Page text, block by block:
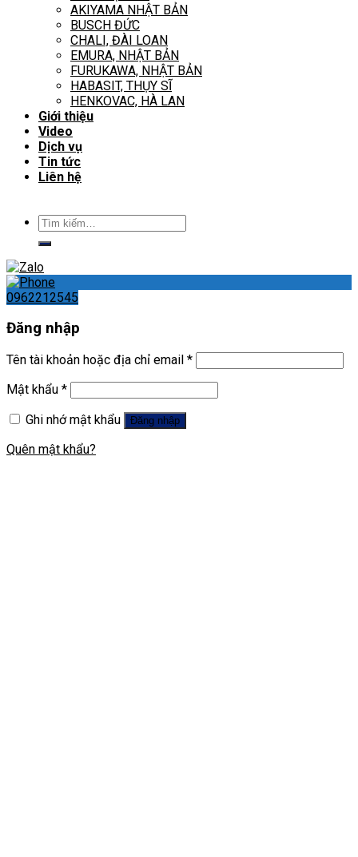
AKIYAMA NHẬT BẢN
BUSCH ĐỨC
CHALI, ĐÀI LOAN
EMURA, NHẬT BẢN
FURUKAWA, NHẬT BẢN
HABASIT, THỤY SĨ
HENKOVAC, HÀ LAN
Giới thiệu
Video
Dịch vụ
Tin tức
Liên hệ
Tìm
kiếm:
0962212545
Đăng nhập
Tên tài khoản hoặc địa chỉ email *
Mật khẩu *
Ghi nhớ mật khẩu
Đăng nhập
Quên mật khẩu?